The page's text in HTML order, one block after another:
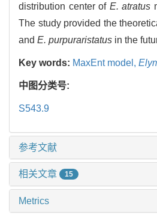
distribution center of E. atratus
The study provided the
and E. purpuraristatus in the
Key words: MaxEnt model,
中图分类号:
S543.9
参考文献
相关文章 15
Metrics